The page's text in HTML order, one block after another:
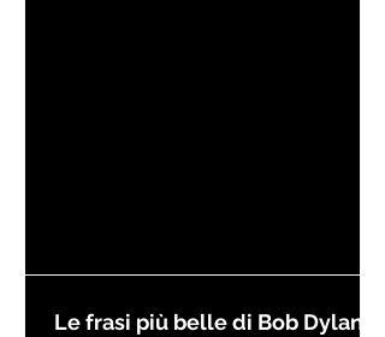
Le frasi più belle di Bob Dylan